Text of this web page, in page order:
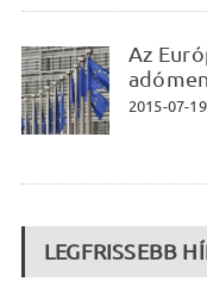
Az
2015-07-19
LEGFRISSEBB